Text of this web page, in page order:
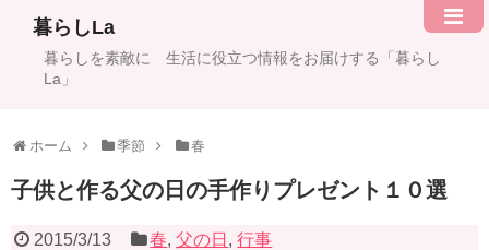
暮らしLa
暮らしを素敵に 生活に役立つ情報をお届けする「暮らし
La」
ホーム 季節 春
子供と作る父の日の手作りプレゼント１０選
2015/3/13 春,父の日 ,行事